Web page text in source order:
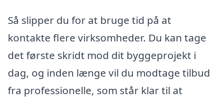
Så slipper du for at bruge tid på at
kontakte flere virksomheder. Du kan tage
det første skridt mod dit byggeprojekt i
dag, og inden længe vil du modtage tilbud
fra professionelle, som står klar til at